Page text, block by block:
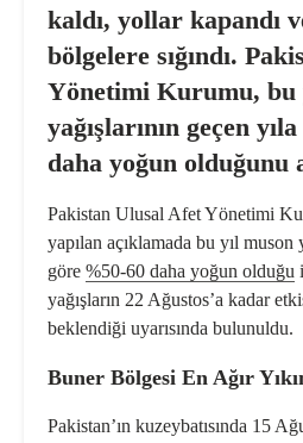
kaldı, yollar kapandı
bölgelere sığındı.
Yönetimi Kurumu, bu
yağışlarının geçen
daha yoğun olduğunu
Pakistan Ulusal Afet Yönetimi
yapılan açıklamada bu yıl muson
göre %50-60 daha yoğun olduğu
yağışların 22 Ağustos’a kadar
beklendiği uyarısında bulunuldu.
Buner Bölgesi En Ağır
Pakistan’ın kuzeybatısında 15